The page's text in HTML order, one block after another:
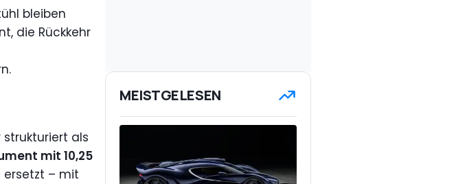
bleiben
die Rückkehr
als
mit 10,25
ersetzt – mit
MEISTGELESEN